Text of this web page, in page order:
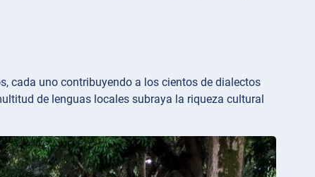
cada uno contribuyendo a los cientos de dialectos
de lenguas locales subraya la riqueza cultural